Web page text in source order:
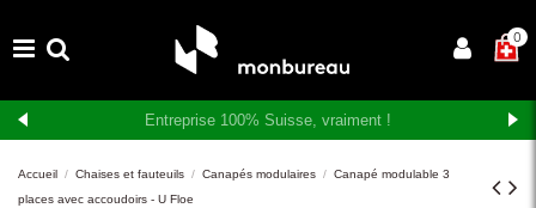
×0
Livraison et montage gratuits en Suisse romande
Accueil Chaises et fauteuils Canapés modulaires
Canapé modulable 3
places avec accoudoirs - U Floe